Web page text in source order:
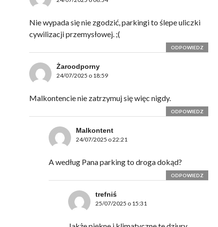
Nie wypada się nie zgodzić, parkingi to ślepe uliczki
cywilizacji przemysłowej. ;(
ODPOWIEDZ
Żaroodporny
24/07/2025 o 18:59
Malkontencie nie zatrzymuj się więc nigdy.
ODPOWIEDZ
Malkontent
24/07/2025 o 22:21
A według Pana parking to droga dokąd?
ODPOWIEDZ
trefniś
25/07/2025 o 15:31